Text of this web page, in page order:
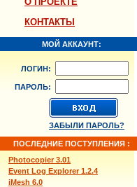
КОНТАКТЫ
МОЙ АККАУНТ:
ЛОГИН:
ПАРОЛЬ:
ЗАБЫЛИ ПАРОЛЬ?
ПОСЛЕДНИЕ ПОСТУПЛЕНИЯ :
Photocopier 3.01
Event Log Explorer 1.2.4
iMesh 6.0